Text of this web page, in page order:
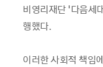
비영리재단 '다음세
행했다.
이러한 사회적 책임